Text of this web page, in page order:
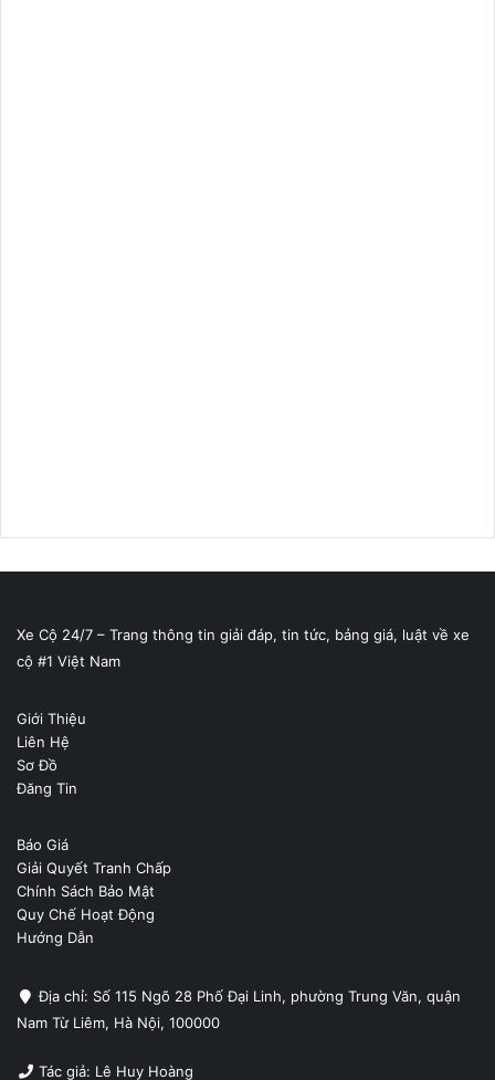
Xe Cộ 24/7 – Trang thông tin giải đáp, tin tức, bảng giá, luật về xe
cộ #1 Việt Nam
Giới Thiệu
Liên Hệ
Sơ Đồ
Đăng Tin
Báo Giá
Giải Quyết Tranh Chấp
Chính Sách Bảo Mật
Quy Chế Hoạt Động
Hướng Dẫn
Địa chỉ: Số 115 Ngõ 28 Phố Đại Linh, phường Trung Văn, quận
Nam Từ Liêm, Hà Nội, 100000
Tác giả: Lê Huy Hoàng